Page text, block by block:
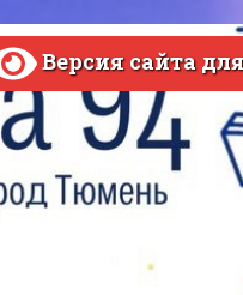
ВЕРСИЯ САЙТА
Версия сайта